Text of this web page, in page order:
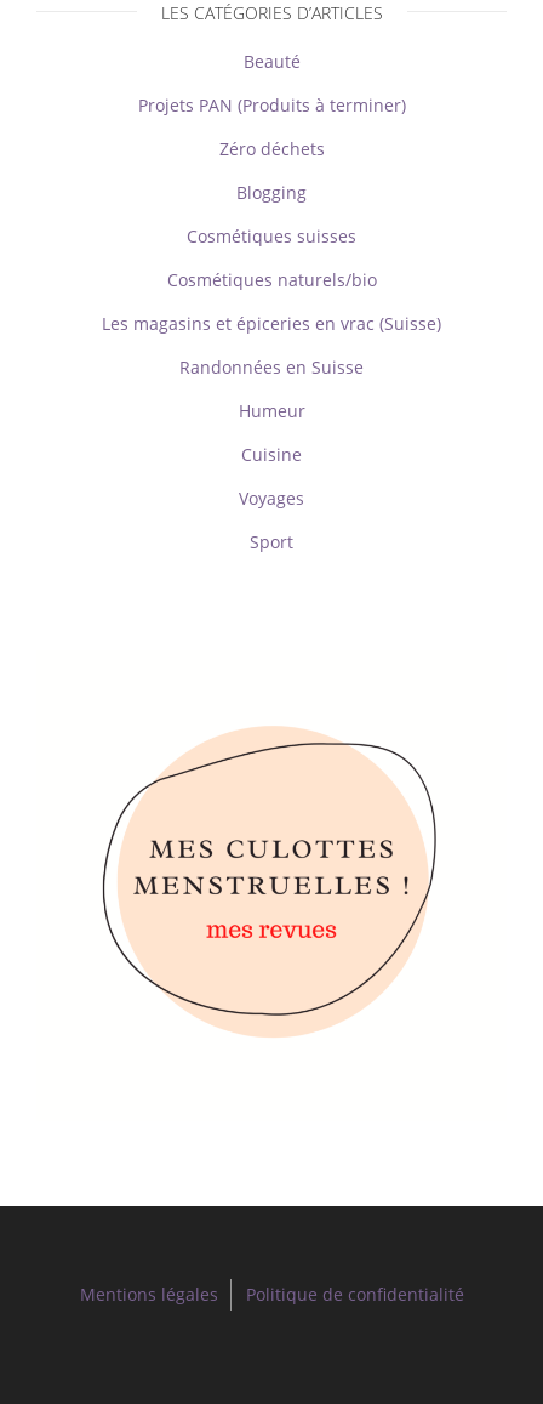
LES CATÉGORIES D’ARTICLES
Beauté
Projets PAN (Produits à terminer)
Zéro déchets
Blogging
Cosmétiques suisses
Cosmétiques naturels/bio
Les magasins et épiceries en vrac (Suisse)
Randonnées en Suisse
Humeur
Cuisine
Voyages
Sport
Mentions légales Politique de confidentialité